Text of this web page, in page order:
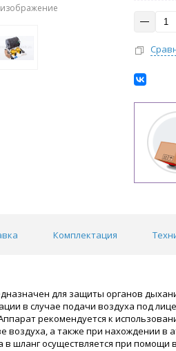
Комплектация
для защиты органов
в случае подачи воздуха под
рекомендуется к
воздуха, а также при нахождении
в шланг осуществляется при